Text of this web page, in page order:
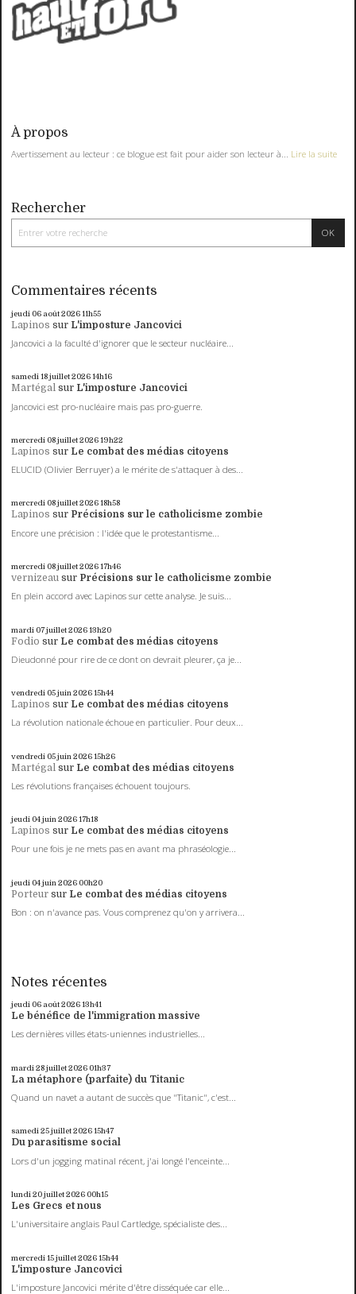
À propos
Avertissement au lecteur : ce blogue est fait pour aider son lecteur à... Lire la suite
Rechercher
Commentaires récents
jeudi 06 août 202611h55
Lapinos sur L'imposture Jancovici
Jancovici a la faculté d'ignorer que le secteur nucléaire...
samedi 18juillet 202614h16
Martégal sur L'imposture Jancovici
Jancovici est pro-nucléaire mais pas pro-guerre.
mercredi 08juillet 202619h22
Lapinos sur Le combat des médias citoyens
ELUCID (Olivier Berruyer) a le mérite de s'attaquer à des...
mercredi 08juillet 202618h58
Lapinos sur Précisions sur le catholicisme zombie
Encore une précision : l'idée que le protestantisme...
mercredi 08juillet 202617h46
vernizeau sur Précisions sur le catholicisme zombie
En plein accord avec Lapinos sur cette analyse. Je suis...
mardi 07juillet 202613h20
Fodio sur Le combat des médias citoyens
Dieudonné pour rire de ce dont on devrait pleurer, ça je...
vendredi 05juin 202615h44
Lapinos sur Le combat des médias citoyens
La révolution nationale échoue en particulier. Pour deux...
vendredi 05juin 202615h26
Martégal sur Le combat des médias citoyens
Les révolutions françaises échouent toujours.
jeudi 04juin 202617h18
Lapinos sur Le combat des médias citoyens
Pour une fois je ne mets pas en avant ma phraséologie...
jeudi 04juin 2026 00h20
Porteur sur Le combat des médias citoyens
Bon : on n'avance pas. Vous comprenez qu'on y arrivera...
Notes récentes
jeudi 06 août 202613h41
Le bénéfice de l'immigration massive
Les dernières villes états-uniennes industrielles...
mardi 28juillet 2026 01h37
La métaphore (parfaite) du Titanic
Quand un navet a autant de succès que "Titanic", c'est...
samedi 25juillet 202615h47
Du parasitisme social
Lors d'un jogging matinal récent, j'ai longé l'enceinte...
lundi 20juillet 2026 00h15
Les Grecs et nous
L'universitaire anglais Paul Cartledge, spécialiste des...
mercredi 15juillet 202615h44
L'imposture Jancovici
L'imposture Jancovici mérite d'être disséquée car elle...